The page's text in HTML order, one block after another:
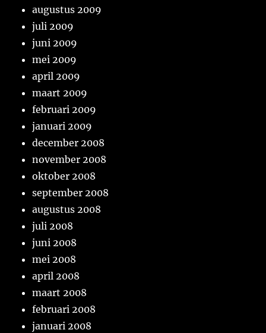
augustus 2009
juli 2009
juni 2009
mei 2009
april 2009
maart 2009
februari 2009
januari 2009
december 2008
november 2008
oktober 2008
september 2008
augustus 2008
juli 2008
juni 2008
mei 2008
april 2008
maart 2008
februari 2008
januari 2008